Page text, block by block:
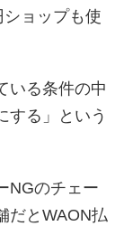
ョップも使
いる条件の中
する」という
NGのチェー
だとWAON払